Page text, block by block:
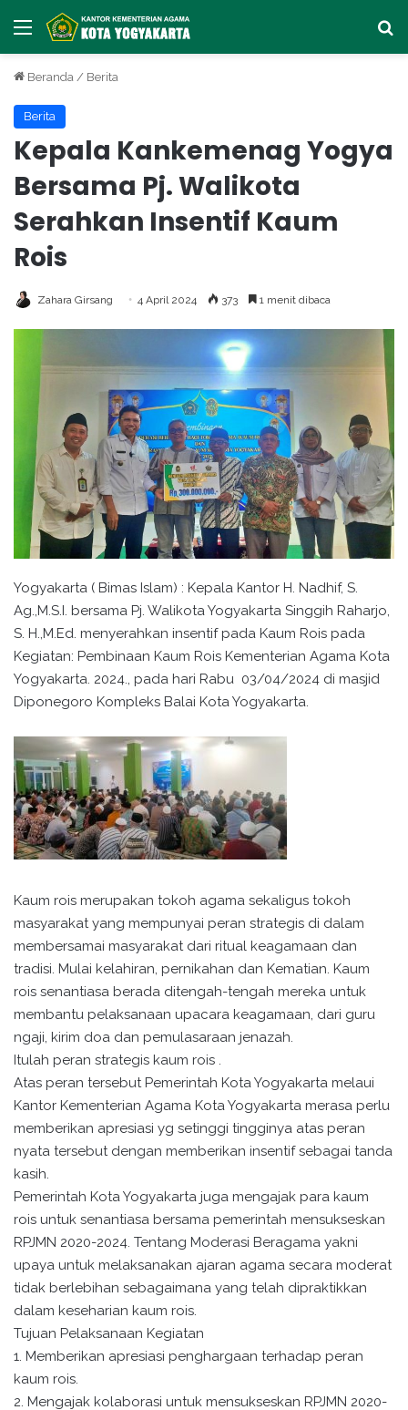
Menu
Beranda / Berita
Berita
Kepala Kankemenag Yogya
Bersama Pj. Walikota
Serahkan Insentif Kaum
Rois
Zahara Girsang 4 April 2024 373 1 menit dibaca
Yogyakarta ( Bimas Islam) : Kepala Kantor H. Nadhif, S.
Ag.,M.S.I. bersama Pj. Walikota Yogyakarta Singgih Raharjo,
S. H.,M.Ed. menyerahkan insentif pada Kaum Rois pada
Kegiatan: Pembinaan Kaum Rois Kementerian Agama Kota
Yogyakarta. 2024., pada hari Rabu 03/04/2024 di masjid
Diponegoro Kompleks Balai Kota Yogyakarta.
Kaum rois merupakan tokoh agama sekaligus tokoh
masyarakat yang mempunyai peran strategis di dalam
membersamai masyarakat dari ritual keagamaan dan
tradisi. Mulai kelahiran, pernikahan dan Kematian. Kaum
rois senantiasa berada ditengah-tengah mereka untuk
membantu pelaksanaan upacara keagamaan, dari guru
ngaji, kirim doa dan pemulasaraan jenazah.
Itulah peran strategis kaum rois .
Atas peran tersebut Pemerintah Kota Yogyakarta melaui
Kantor Kementerian Agama Kota Yogyakarta merasa perlu
memberikan apresiasi yg setinggi tingginya atas peran
nyata tersebut dengan memberikan insentif sebagai tanda
kasih.
Pemerintah Kota Yogyakarta juga mengajak para kaum
rois untuk senantiasa bersama pemerintah mensukseskan
RPJMN 2020-2024. Tentang Moderasi Beragama yakni
upaya untuk melaksanakan ajaran agama secara moderat
tidak berlebihan sebagaimana yang telah dipraktikkan
dalam keseharian kaum rois.
Tujuan Pelaksanaan Kegiatan
1. Memberikan apresiasi penghargaan terhadap peran
kaum rois.
2. Mengajak kolaborasi untuk mensukseskan RPJMN 2020-